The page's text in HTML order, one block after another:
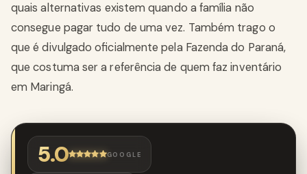
quais alternativas existem quando a família não
consegue pagar tudo de uma vez. Também trago o
que é divulgado oficialmente pela Fazenda do Paraná,
que costuma ser a referência de quem faz inventário
em Maringá.
5.0 GOOGLE